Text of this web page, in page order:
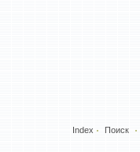
Index Поиск